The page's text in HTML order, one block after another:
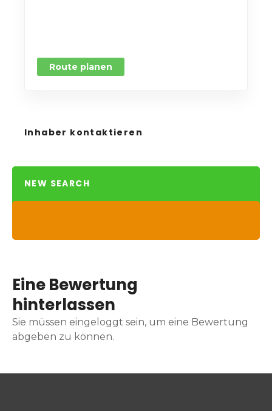
Route planen
Inhaber kontaktieren
NEW SEARCH
Eine Bewertung
hinterlassen
Sie müssen eingeloggt sein, um eine Bewertung
abgeben zu können.